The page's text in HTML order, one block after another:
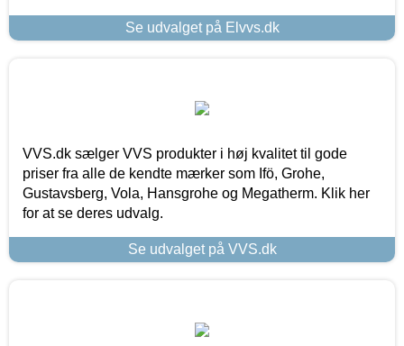
Se udvalget på Elvvs.dk
VVS.dk sælger VVS produkter i høj kvalitet til gode
priser fra alle de kendte mærker som Ifö, Grohe,
Gustavsberg, Vola, Hansgrohe og Megatherm. Klik her
for at se deres udvalg.
Se udvalget på VVS.dk